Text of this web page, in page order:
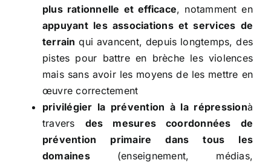
plus rationnelle et efficace, notamment en
appuyant les associations et services de
terrain qui avancent, depuis longtemps, des
pistes pour battre en brèche les violences
mais sans avoir les moyens de les mettre en
œuvre correctement
privilégier la prévention à la répressionà
travers des mesures coordonnées de
prévention primaire dans tous les
domaines(enseignement, médias,